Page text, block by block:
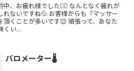
、お疲れ様でした🙋‍♂️ なんとなく疲れが
ないですね💦 お客様からも『マッサー
くことが多いです😉 頑張って、あなた
くい...
バロメーター🌡